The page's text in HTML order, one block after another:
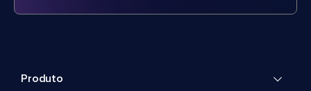
Produto